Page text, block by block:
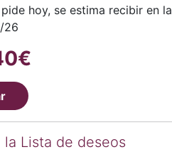
hoy, se estima recibir en la
26
la Lista de deseos